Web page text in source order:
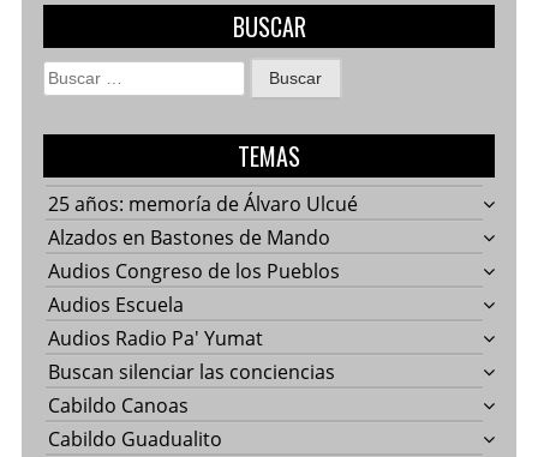
BUSCAR
Buscar:
TEMAS
25 años: memoría de Álvaro Ulcué
Alzados en Bastones de Mando
Audios Congreso de los Pueblos
Audios Escuela
Audios Radio Pa' Yumat
Buscan silenciar las conciencias
Cabildo Canoas
Cabildo Guadualito